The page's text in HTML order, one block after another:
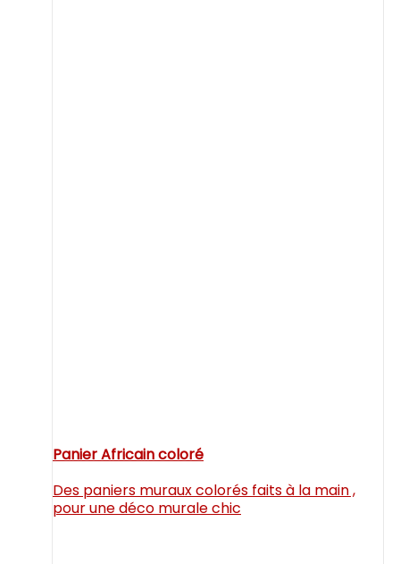
Panier Africain coloré
Des paniers muraux colorés faits à la main ,
pour une déco murale chic